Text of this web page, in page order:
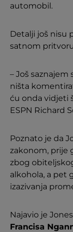
automobil.
Detalji još nisu
satnom
– Još
ništa
ću onda vidjeti
ESPN Richard
Poznato je da
zakonom, prije
zbog
alkohola, a pet
izazivanja
Najavio je
Francisa